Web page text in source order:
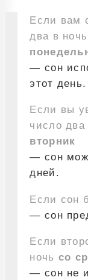
Если вам
два в ночь
— сон
этот день.
Если вы
число
вторник
— сон
дней.
Если сон
— сон
Если
ночь со
— сон не